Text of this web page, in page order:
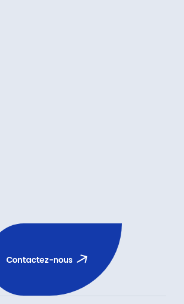
Contactez-nous